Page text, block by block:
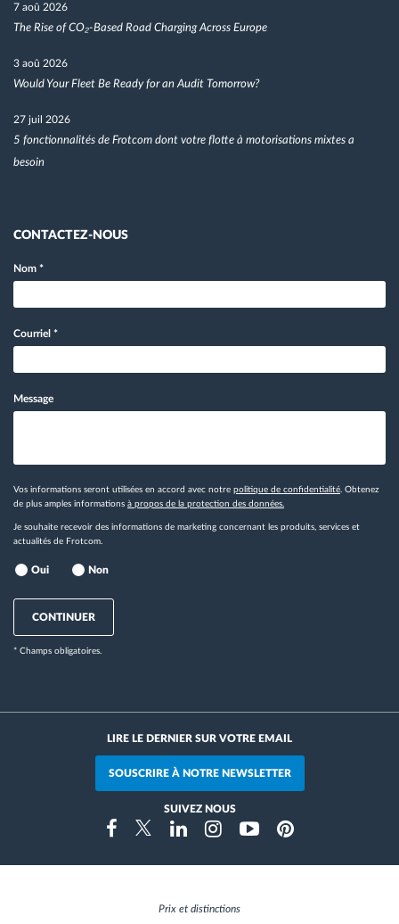
7 aoû 2026
The Rise of CO₂-Based Road Charging Across Europe
3 aoû 2026
Would Your Fleet Be Ready for an Audit Tomorrow?
27 juil 2026
5 fonctionnalités de Frotcom dont votre flotte à motorisations mixtes a
besoin
CONTACTEZ-NOUS
Nom *
Courriel *
Message
Vos informations seront utilisées en accord avec notre politique de confidentialité . Obtenez
de plus amples informations à propos de la protection des données.
Je souhaite recevoir des informations de marketing concernant les produits, services et
actualités de Frotcom.
Oui Non
CONTINUER
* Champs obligatoires.
LIRE LE DERNIER SUR VOTRE EMAIL
SOUSCRIRE À NOTRE NEWSLETTER
SUIVEZ NOUS
FacebookTwitterLinkedinInstragramYoutubePinterest
Prix et distinctions